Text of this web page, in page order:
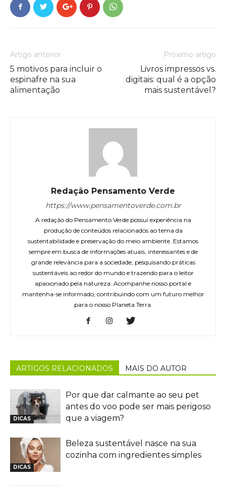
Artigo anterior
5 motivos para incluir o
espinafre na sua
alimentação
Próximo artigo
Livros impressos vs.
digitais: qual é a opção
mais sustentável?
Redação Pensamento Verde
https://www.pensamentoverde.com.br
A redação do Pensamento Verde possui experiência na
produção de conteúdos relacionados ao tema da
sustentabilidade e preservação do meio ambiente. Estamos
sempre em busca de informações atuais, interessantes e de
grande relevância para a sociedade, pesquisando práticas
sustentáveis ao redor do mundo e trazendo para o leitor
apaixonado pela natureza. Acompanhe nosso portal e
mantenha-se informado, contribuindo com um futuro melhor
para o nosso Planeta Terra.
ARTIGOS RELACIONADOS MAIS DO AUTOR
DICAS
Por que dar calmante ao seu pet
antes do voo pode ser mais perigoso
que a viagem?
DICAS
Beleza sustentável nasce na sua
cozinha com ingredientes simples